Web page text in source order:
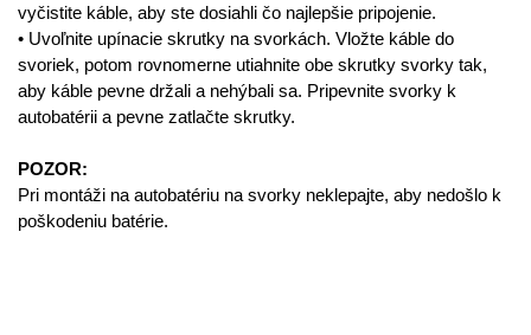
vyčistite káble, aby ste dosiahli čo najlepšie pripojenie.
• Uvoľnite upínacie skrutky na svorkách. Vložte káble do
svoriek, potom rovnomerne utiahnite obe skrutky svorky tak,
aby káble pevne držali a nehýbali sa. Pripevnite svorky k
autobatérii a pevne zatlačte skrutky.
POZOR:
Pri montáži na autobatériu na svorky neklepajte, aby nedošlo k
poškodeniu batérie.